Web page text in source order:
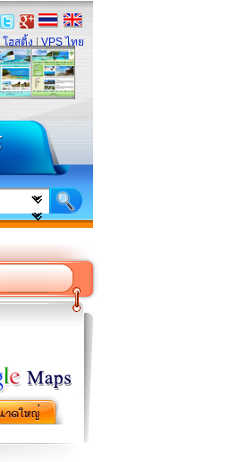
โฮสติ้ง VPS ไทย